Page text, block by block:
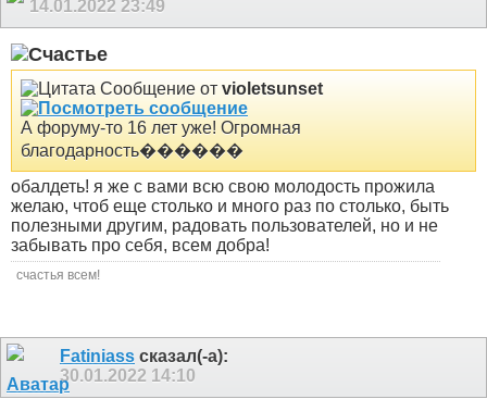
14.01.2022 23:49
Сообщение от violetsunset
А форуму-то 16 лет уже! Огромная
благодарность������
обалдеть! я же с вами всю свою молодость прожила
желаю, чтоб еще столько и много раз по столько, быть
полезными другим, радовать пользователей, но и не
забывать про себя, всем добра!
счастья всем!
Fatiniass сказал(-а):
30.01.2022 14:10